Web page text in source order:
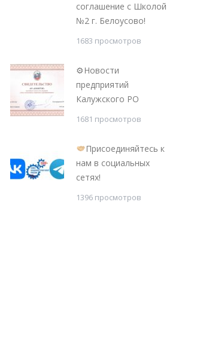
соглашение с Школой
№2 г. Белоусово!
1683 просмотров
⚙Новости
предприятий
Калужского РО
1681 просмотров
Присоединяйтесь к
нам в социальных
сетях!
1396 просмотров